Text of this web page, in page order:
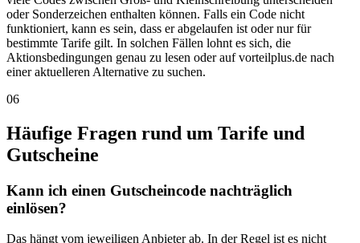
oder Sonderzeichen enthalten können. Falls ein Code nicht
funktioniert, kann es sein, dass er abgelaufen ist oder nur für
bestimmte Tarife gilt. In solchen Fällen lohnt es sich, die
Aktionsbedingungen genau zu lesen oder auf vorteilplus.de nach
einer aktuelleren Alternative zu suchen.
06
Häufige Fragen rund um Tarife und
Gutscheine
Kann ich einen Gutscheincode nachträglich
einlösen?
Das hängt vom jeweiligen Anbieter ab. In der Regel ist es nicht